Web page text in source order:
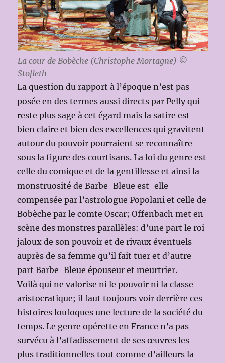
La cour de Bobèche (Christophe Mortagne) ©
Stofleth
La question du rapport à l’époque n’est pas
posée en des termes aussi directs par Pelly qui
reste plus sage à cet égard mais la satire est
bien claire et bien des excellences qui gravitent
autour du pouvoir pourraient se reconnaître
sous la figure des courtisans. La loi du genre est
celle du comique et de la gentillesse et ainsi la
monstruosité de Barbe-Bleue est-elle
compensée par l’astrologue Popolani et celle de
Bobèche par le comte Oscar; Offenbach met en
scène des monstres parallèles: d’une part le roi
jaloux de son pouvoir et de rivaux éventuels
auprès de sa femme qu’il fait tuer et d’autre
part Barbe-Bleue épouseur et meurtrier.
Voilà qui ne valorise ni le pouvoir ni la classe
aristocratique; il faut toujours voir derrière ces
histoires loufoques une lecture de la société du
temps. Le genre opérette en France n’a pas
survécu à l’affadissement de ses œuvres les
plus traditionnelles tout comme d’ailleurs la